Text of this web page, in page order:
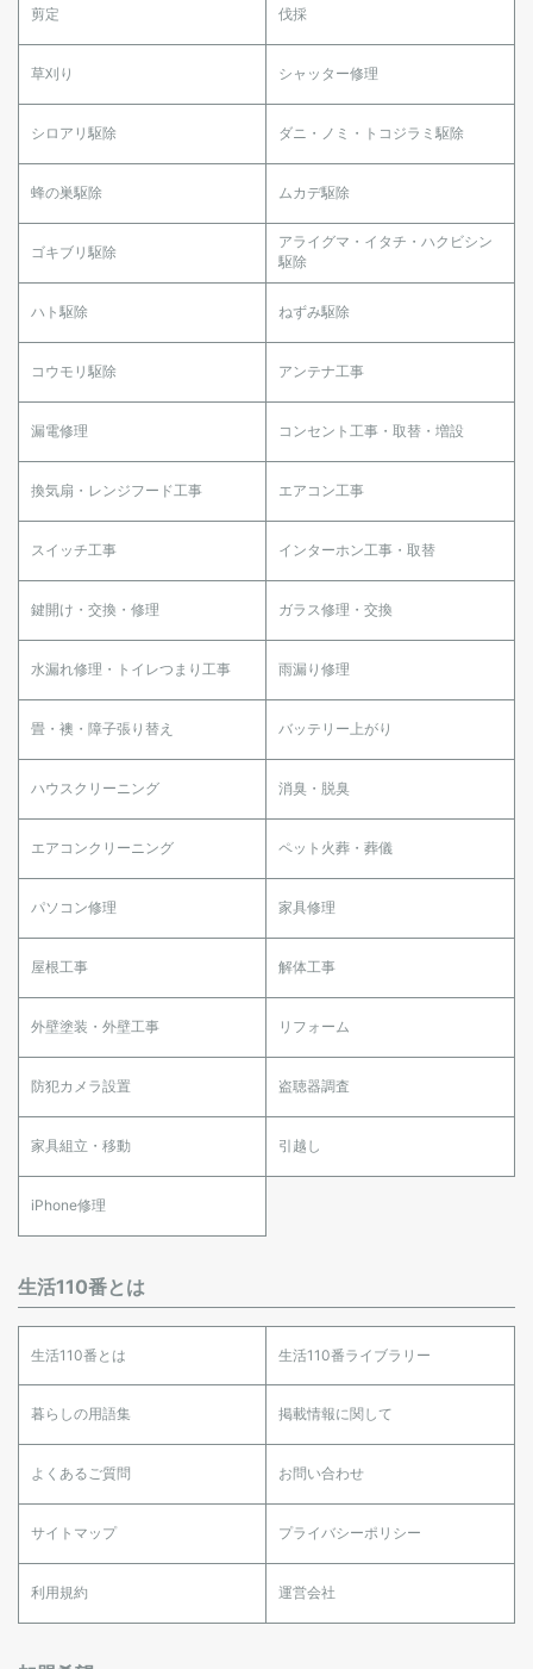
剪定 伐採
草刈り シャッター修理
シロアリ駆除 ダニ・ノミ・トコジラミ駆除
蜂の巣駆除 ムカデ駆除
ゴキブリ駆除
アライグマ・イタチ・ハクビシン
駆除
ハト駆除 ねずみ駆除
コウモリ駆除 アンテナ工事
漏電修理 コンセント工事・取替・増設
換気扇・レンジフード工事 エアコン工事
スイッチ工事 インターホン工事・取替
鍵開け・交換・修理 ガラス修理・交換
水漏れ修理・トイレつまり工事 雨漏り修理
畳・襖・障子張り替え バッテリー上がり
ハウスクリーニング 消臭・脱臭
エアコンクリーニング ペット火葬・葬儀
パソコン修理 家具修理
屋根工事 解体工事
外壁塗装・外壁工事 リフォーム
防犯カメラ設置 盗聴器調査
家具組立・移動 引越し
iPhone修理
生活110番とは
生活110番とは 生活110番ライブラリー
暮らしの用語集 掲載情報に関して
よくあるご質問 お問い合わせ
サイトマップ プライバシーポリシー
利用規約 運営会社